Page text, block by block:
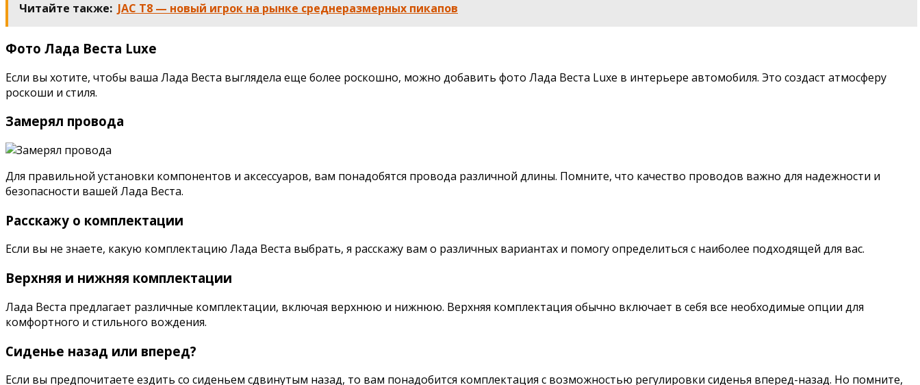
Читайте также: JAC T8 — новый игрок на рынке среднеразмерных пикапов
Фото Лада Веста Luxe
Если вы хотите, чтобы ваша Лада Веста выглядела еще более роскошно, можно добавить фото Лада Веста Luxe в интерьере автомобиля. Это создаст атмосферу
роскоши и стиля.
Замерял провода
Для правильной установки компонентов и аксессуаров, вам понадобятся провода различной длины. Помните, что качество проводов важно для надежности и
безопасности вашей Лада Веста.
Расскажу о комплектации
Если вы не знаете, какую комплектацию Лада Веста выбрать, я расскажу вам о различных вариантах и помогу определиться с наиболее подходящей для вас.
Верхняя и нижняя комплектации
Лада Веста предлагает различные комплектации, включая верхнюю и нижнюю. Верхняя комплектация обычно включает в себя все необходимые опции для
комфортного и стильного вождения.
Сиденье назад или вперед?
Если вы предпочитаете ездить со сиденьем сдвинутым назад, то вам понадобится комплектация с возможностью регулировки сиденья вперед-назад. Но помните,